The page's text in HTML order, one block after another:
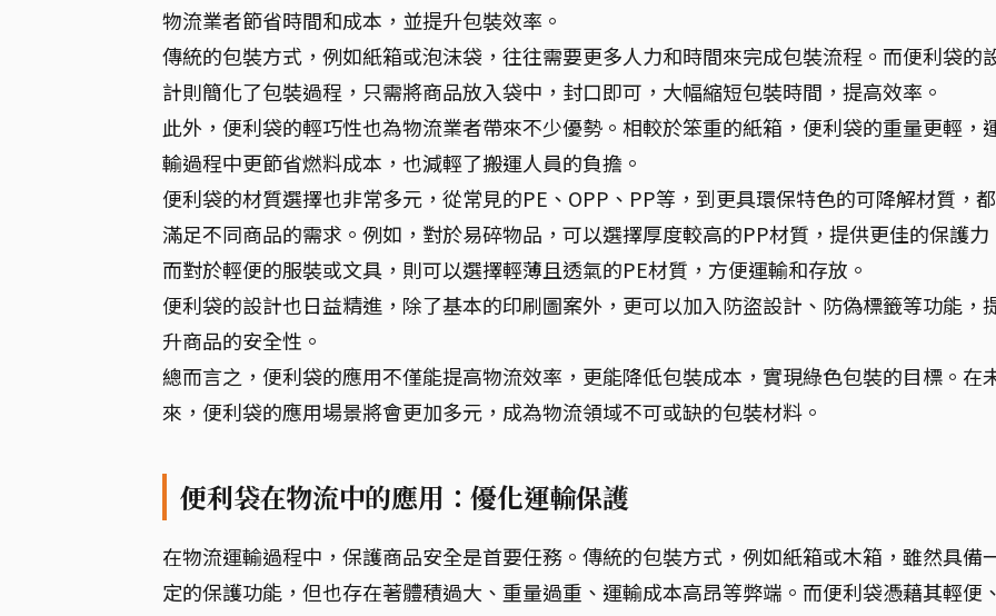
物流業者節省時間和成本，並提升包裝效率。
傳統的包裝方式，例如紙箱或泡沫袋，往往需要更多人力和時間來完成包裝流程。而便利袋的
計則簡化了包裝過程，只需將商品放入袋中，封口即可，大幅縮短包裝時間，提高效率。
此外，便利袋的輕巧性也為物流業者帶來不少優勢。相較於笨重的紙箱，便利袋的重量更輕，
輸過程中更節省燃料成本，也減輕了搬運人員的負擔。
便利袋的材質選擇也非常多元，從常見的PE、OPP、PP等，到更具環保特色的可降解材質，
滿足不同商品的需求。例如，對於易碎物品，可以選擇厚度較高的PP材質，提供更佳的保護力
而對於輕便的服裝或文具，則可以選擇輕薄且透氣的PE材質，方便運輸和存放。
便利袋的設計也日益精進，除了基本的印刷圖案外，更可以加入防盜設計、防偽標籤等功能，
升商品的安全性。
總而言之，便利袋的應用不僅能提高物流效率，更能降低包裝成本，實現綠色包裝的目標。在
來，便利袋的應用場景將會更加多元，成為物流領域不可或缺的包裝材料。
便利袋在物流中的應用：優化運輸保護
在物流運輸過程中，保護商品安全是首要任務。傳統的包裝方式，例如紙箱或木箱，雖然具備
定的保護功能，但也存在著體積過大、重量過重、運輸成本高昂等弊端。而便利袋憑藉其輕便、